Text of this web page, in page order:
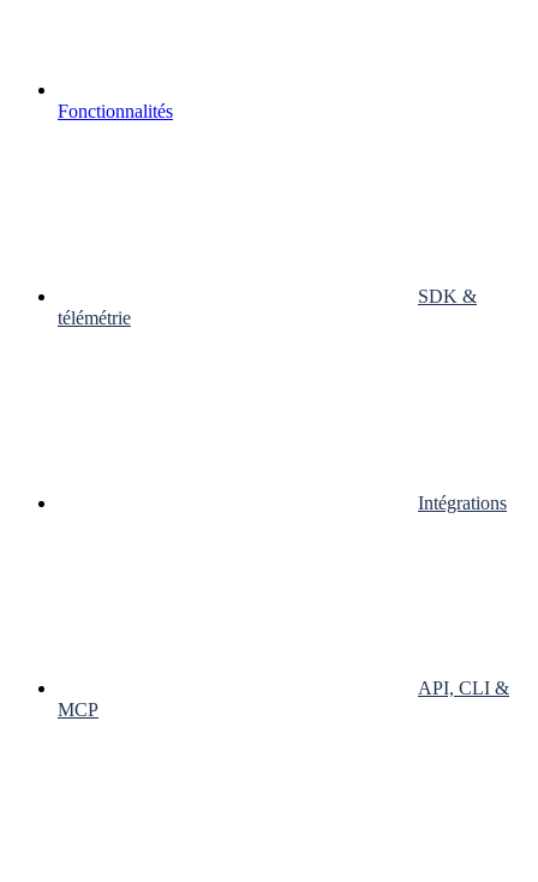
Fonctionnalités
SDK &
télémétrie
Intégrations
API, CLI &
MCP